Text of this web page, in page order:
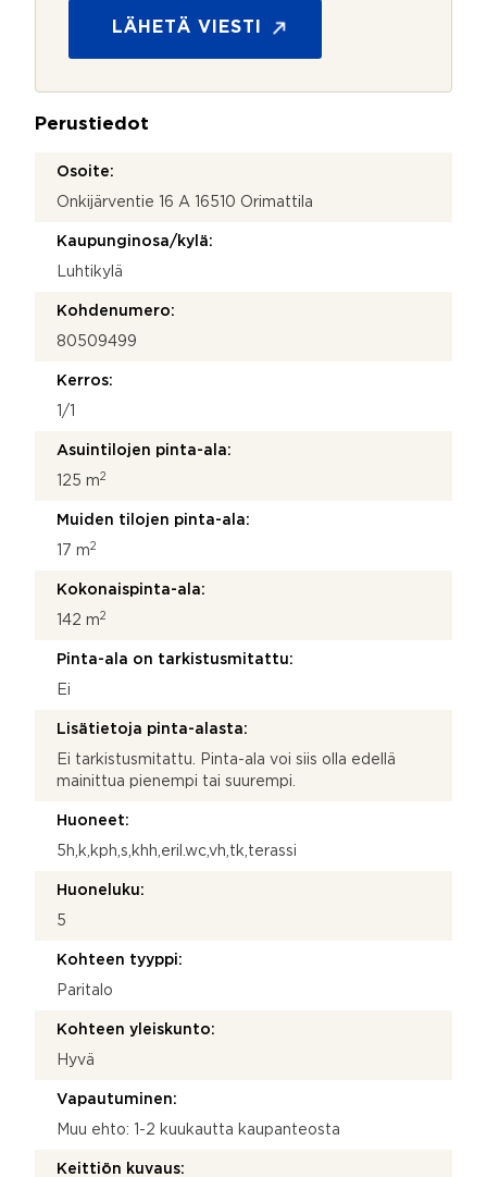
o
*
LÄHETÄ VIESTI
Perustiedot
Osoite:
Onkijärventie 16 A 16510 Orimattila
Kaupunginosa/kylä:
Luhtikylä
Kohdenumero:
80509499
Kerros:
1/1
Asuintilojen pinta-ala:
125 m2
Muiden tilojen pinta-ala:
17 m2
Kokonaispinta-ala:
142 m2
Pinta-ala on tarkistusmitattu:
Ei
Lisätietoja pinta-alasta:
Ei tarkistusmitattu. Pinta-ala voi siis olla edellä
mainittua pienempi tai suurempi.
Huoneet:
5h,k,kph,s,khh,eril.wc,vh,tk,terassi
Huoneluku:
5
Kohteen tyyppi:
Paritalo
Kohteen yleiskunto:
Hyvä
Vapautuminen:
Muu ehto: 1-2 kuukautta kaupanteosta
Keittiön kuvaus: